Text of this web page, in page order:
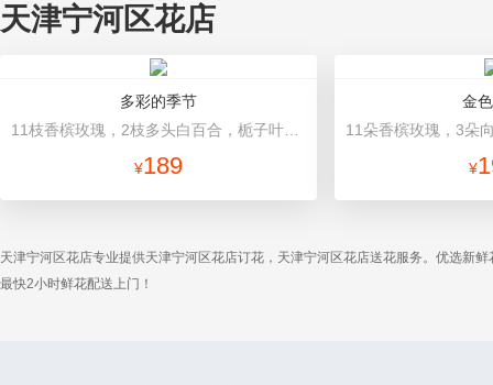
天津宁河区花店
多彩的季节
¥189
金
¥
天津宁河区花店专业提供天津宁河区花店订花，天津宁河区花店送花服务。优选新
最快2小时鲜花配送上门！